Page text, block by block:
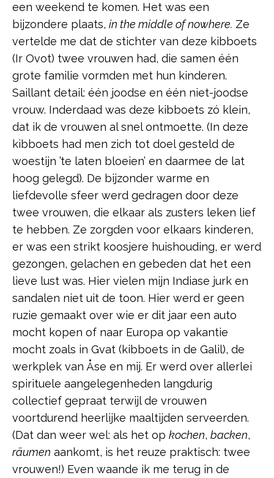
een weekend te komen. Het was een
bijzondere plaats, in the middle of nowhere. Ze
vertelde me dat de stichter van deze kibboets
(Ir Ovot) twee vrouwen had, die samen één
grote familie vormden met hun kinderen.
Saillant detail: één joodse en één niet-joodse
vrouw. Inderdaad was deze kibboets zó klein,
dat ik de vrouwen al snel ontmoette. (In deze
kibboets had men zich tot doel gesteld de
woestijn ’te laten bloeien’ en daarmee de lat
hoog gelegd). De bijzonder warme en
liefdevolle sfeer werd gedragen door deze
twee vrouwen, die elkaar als zusters leken lief
te hebben. Ze zorgden voor elkaars kinderen,
er was een strikt koosjere huishouding, er werd
gezongen, gelachen en gebeden dat het een
lieve lust was. Hier vielen mijn Indiase jurk en
sandalen niet uit de toon. Hier werd er geen
ruzie gemaakt over wie er dit jaar een auto
mocht kopen of naar Europa op vakantie
mocht zoals in Gvat (kibboets in de Galil), de
werkplek van Åse en mij. Er werd over allerlei
spirituele aangelegenheden langdurig
collectief gepraat terwijl de vrouwen
voortdurend heerlijke maaltijden serveerden.
(Dat dan weer wel: als het op kochen, backen,
räumen aankomt, is het reuze praktisch: twee
vrouwen!) Even waande ik me terug in de